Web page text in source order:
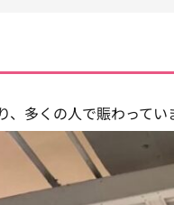
、多くの人で賑わってい